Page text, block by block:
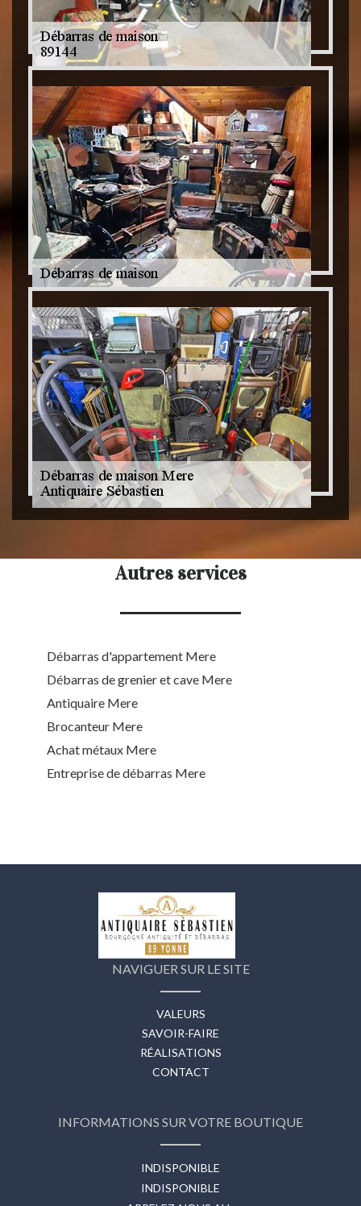
Autres services
Débarras d'appartement Mere
Débarras de grenier et cave Mere
Antiquaire Mere
Brocanteur Mere
Achat métaux Mere
Entreprise de débarras Mere
NAVIGUER SUR LE SITE
VALEURS
SAVOIR-FAIRE
RÉALISATIONS
CONTACT
INFORMATIONS SUR VOTRE BOUTIQUE
INDISPONIBLE
INDISPONIBLE